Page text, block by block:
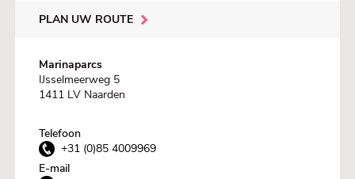
PLAN UW ROUTE
Marinaparcs
IJsselmeerweg 5
1411 LV Naarden
Telefoon
+31 (0)85 4009969
E-mail